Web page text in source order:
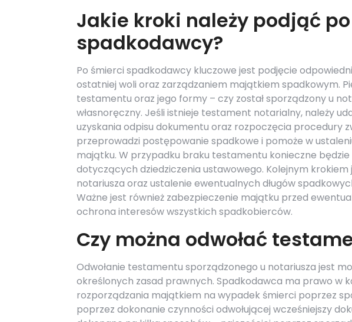
Jakie kroki należy podjąć
spadkodawcy?
Po śmierci spadkodawcy kluczowe jest podjęcie
ostatniej woli oraz zarządzaniem majątkiem spadkowym.
testamentu oraz jego formy – czy został sporządzony u
własnoręczny. Jeśli istnieje testament notarialny, należy
uzyskania odpisu dokumentu oraz rozpoczęcia procedury
przeprowadzi postępowanie spadkowe i pomoże w
majątku. W przypadku braku testamentu konieczne
dotyczących dziedziczenia ustawowego. Kolejnym krokiem
notariusza oraz ustalenie ewentualnych długów
Ważne jest również zabezpieczenie majątku przed
ochrona interesów wszystkich spadkobierców.
Czy można odwołać
Odwołanie testamentu sporządzonego u notariusza jest
określonych zasad prawnych. Spadkodawca ma prawo w
rozporządzania majątkiem na wypadek śmierci poprzez
poprzez dokonanie czynności odwołującej wcześniejszy